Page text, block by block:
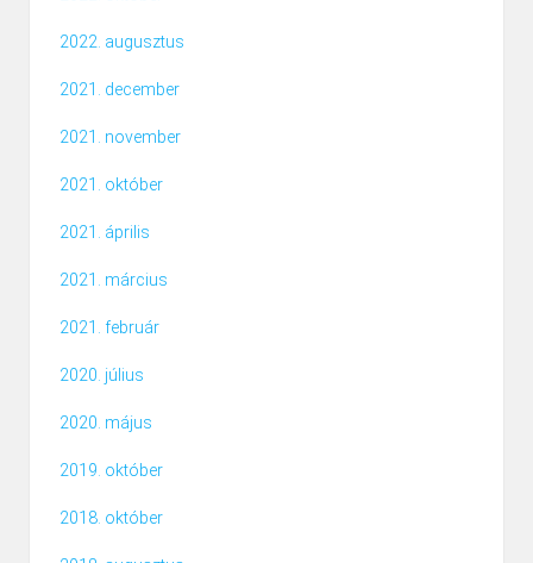
2022. augusztus
2021. december
2021. november
2021. október
2021. április
2021. március
2021. február
2020. július
2020. május
2019. október
2018. október